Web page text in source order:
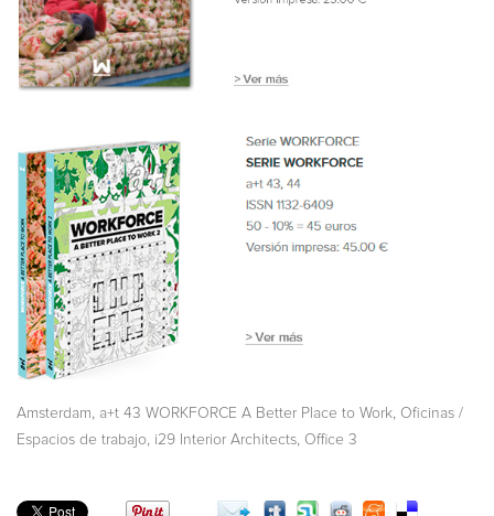
Amsterdam, a+t 43 WORKFORCE A Better Place to Work, Oficinas /
Espacios de trabajo, i29 Interior Architects, Office 3